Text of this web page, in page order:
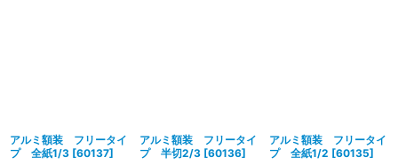
アルミ額装 フリータイ
プ 全紙1/3 [60137]
アルミ額装 フリータイ
プ 半切2/3 [60136]
アルミ額装 フリータイ
プ 全紙1/2 [60135]